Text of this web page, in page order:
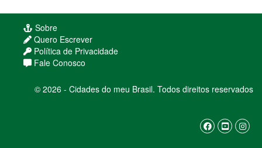
Sobre
Quero Escrever
Política de Privacidade
Fale Conosco
© 2026 - Cidades do meu Brasil. Todos direitos reservados